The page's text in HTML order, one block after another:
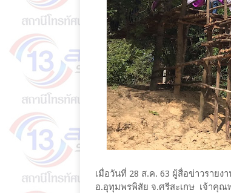
เมื่อวันที่ 28 ส.ค. 63 ผู้สื่อข่าวราย
อ.อุทุมพรพิสัย จ.ศรีสะเกษ เจ้าคุณ